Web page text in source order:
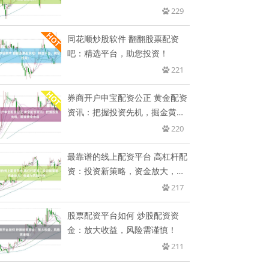
229
同花顺炒股软件 翻翻股票配资
吧：精选平台，助您投资！
221
券商开户申宝配资公正 黄金配资
资讯：把握投资先机，掘金黄金
220
最靠谱的线上配资平台 高杠杆配
资：投资新策略，资金放大，收
217
股票配资平台如何 炒股配资资
金：放大收益，风险需谨慎！
211